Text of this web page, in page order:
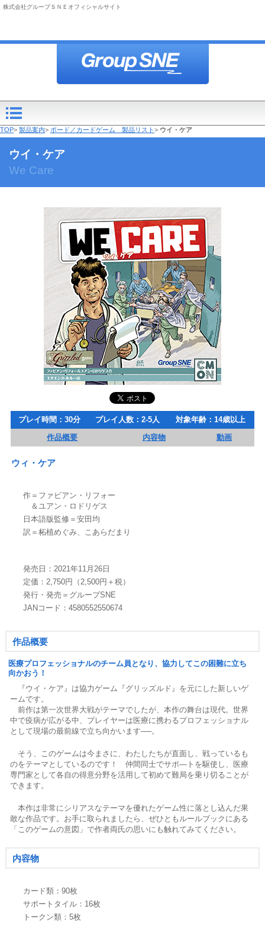
株式会社グループＳＮＥオフィシャルサイト
TOP> 製品案内> ボード／カードゲーム 製品リスト> ウイ・ケア
ウイ・ケア
We Care
プレイ時間：30分 プレイ人数：2-5人
対象年齢：14歳以上
作品概要
内容物 動画
ウィ・ケア
作＝ファビアン・リフォー
＆ユアン・ロドリゲス
日本語版監修＝安田均
訳＝柘植めぐみ、こあらだまり
発売日：2021年11月26日
定価：2,750円（2,500円＋税）
発行・発売＝グループSNE
JANコード：4580552550674
作品概要
医療プロフェッショナルのチーム員となり、協力してこの困難に立ち
向かおう！
『ウイ・ケア』は協力ゲーム『グリッズルド』を元にした新しいゲ
ームです。
前作は第一次世界大戦がテーマでしたが、本作の舞台は現代。世界
中で疫病が広がる中、プレイヤーは医療に携わるプロフェッショナル
として現場の最前線で立ち向かいます──。
そう、このゲームは今まさに、わたしたちが直面し、戦っているも
のをテーマとしているのです！ 仲間同士でサポ―トを駆使し、医療
専門家として各自の得意分野を活用して初めて難局を乗り切ることが
できます。
本作は非常にシリアスなテーマを優れたゲーム性に落とし込んだ果
敢な作品です。お手に取られましたら、ぜひともルールブックにある
「このゲームの意図」で作者両氏の思いにも触れてみてください。
内容物
カード類：90枚
サポートタイル：16枚
トークン類：5枚